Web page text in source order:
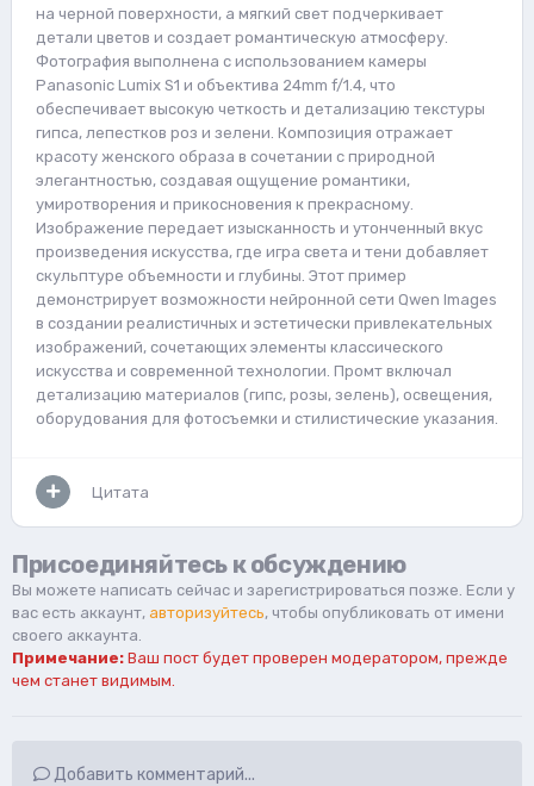
на черной поверхности, а мягкий свет подчеркивает
детали цветов и создает романтическую атмосферу.
Фотография выполнена с использованием камеры
Panasonic Lumix S1 и объектива 24mm f/1.4, что
обеспечивает высокую четкость и детализацию текстуры
гипса, лепестков роз и зелени. Композиция отражает
красоту женского образа в сочетании с природной
элегантностью, создавая ощущение романтики,
умиротворения и прикосновения к прекрасному.
Изображение передает изысканность и утонченный вкус
произведения искусства, где игра света и тени добавляет
скульптуре объемности и глубины. Этот пример
демонстрирует возможности нейронной сети Qwen Images
в создании реалистичных и эстетически привлекательных
изображений, сочетающих элементы классического
искусства и современной технологии. Промт включал
детализацию материалов (гипс, розы, зелень), освещения,
оборудования для фотосъемки и стилистические указания.
Цитата
Присоединяйтесь к обсуждению
Вы можете написать сейчас и зарегистрироваться позже. Если у
вас есть аккаунт, авторизуйтесь, чтобы опубликовать от имени
своего аккаунта.
Примечание: Ваш пост будет проверен модератором, прежде
чем станет видимым.
Добавить комментарий...